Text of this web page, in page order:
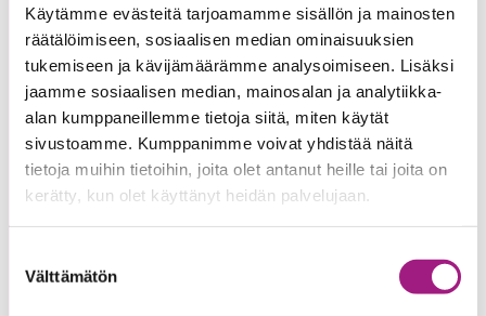
Käytämme evästeitä tarjoamamme sisällön ja mainosten
räätälöimiseen, sosiaalisen median ominaisuuksien
tukemiseen ja kävijämäärämme analysoimiseen. Lisäksi
jaamme sosiaalisen median, mainosalan ja analytiikka-
alan kumppaneillemme tietoja siitä, miten käytät
sivustoamme. Kumppanimme voivat yhdistää näitä
tietoja muihin tietoihin, joita olet antanut heille tai joita on
kerätty, kun olet käyttänyt heidän palvelujaan.
valinta
Välttämätön
TampereMissio ry
TampereMissio Palvelut Oy
Kyttälänkatu 7 A, 2. krs
33100 Tampere
(03) 3454 3100